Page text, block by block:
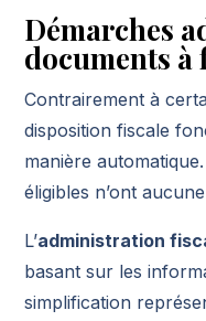
Démarches
documents
Contrairement à
disposition fiscale
manière
éligibles n’ont
L’administration
basant sur les
simplification